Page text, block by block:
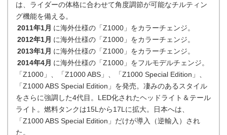
は、ライダーの体格に合わせて角度調節が可能なチルティン
グ機能を備える。
2011年1月 に海外仕様の「Z1000」をカラーチェンジ。
2012年1月 に海外仕様の「Z1000」をカラーチェンジ。
2013年1月 に海外仕様の「Z1000」をカラーチェンジ。
2014年4月 に海外仕様の「Z1000」をフルモデルチェンジ。
「Z1000」、「Z1000 ABS」、「Z1000 Special Edition」、
「Z1000 ABS Special Edition」を発売。凄みのあるスタイル
をさらに強調した4代目。LED化されたヘッドライト＆テール
ライト。燃料タンクは15Lから17Lに拡大。日本へは、
「Z1000 ABS Special Edition」だけが導入（逆輸入）され
た。